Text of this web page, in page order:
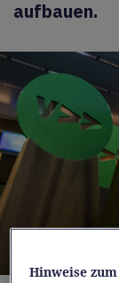
aufbauen.
Hinweise